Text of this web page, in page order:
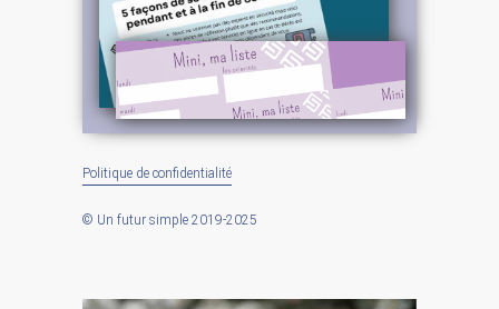
Politique de confidentialité
© Un futur simple 2019-2025